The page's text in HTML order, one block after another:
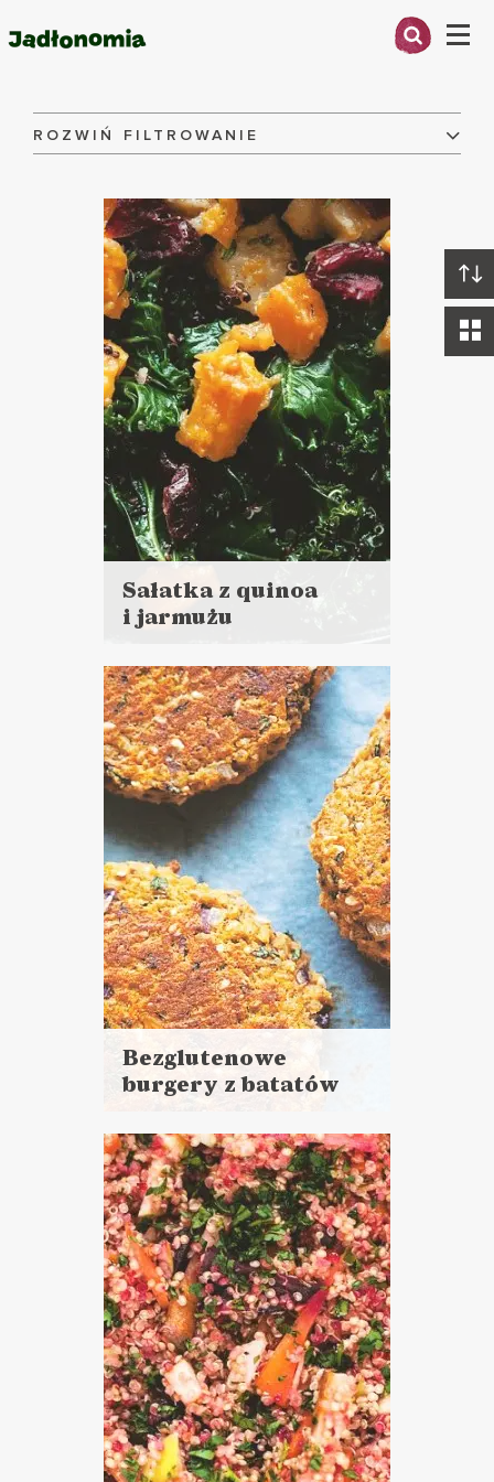
Menu
O MNIE
ARTYKUŁY
KSIĄŻKI
KONTAKT
ROZWIŃ FILTROWANIE
Składniki:
WYCZYŚĆ
Sałatka z quinoa
i jarmużu
więcej
Czas przygotowania:
do godziny
LUNCHE DO PRACY
PRZYSTAWKI
NIEDZIELNE GOTOWANIE ?
Bezglutenowe
burgery z batatów
więcej
Czas przygotowania: 30 minut
+ 1 godzina pieczenia
DANIA GŁÓWNE